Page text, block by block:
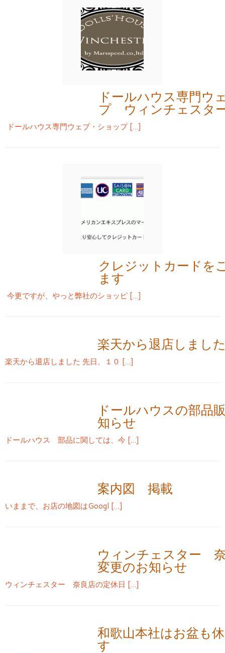
ドールハウス専門ウ
プ ウィンチェスタ
ドールハウス専門ウェブ・ショップ […]
クレジットカードを
ます
今更ですが、やっと弊社のショッピ […]
楽天から退店しまし
楽天から退店しました 先日、１０ […]
ドールハウスの部品
知らせ
ドールハウス 部品に関しては、今 […]
案内図 掲載
いままで、お店の地図はGoogl […]
ウィンチェスター
変更のお知らせ
ウィンチェスター 奈良店の定休日 […]
和歌山本社はお盆も
す